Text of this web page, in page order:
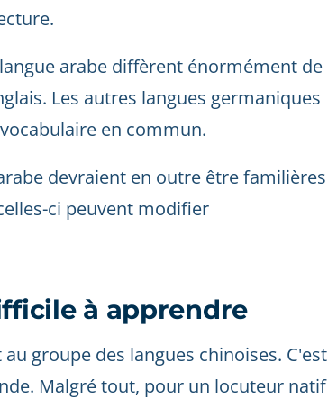
arabe diffèrent énormément de
Les autres langues germaniques
en commun.
devraient en outre être familières
ci peuvent modifier
à apprendre
groupe des langues chinoises. C'est
Malgré tout, pour un locuteur natif